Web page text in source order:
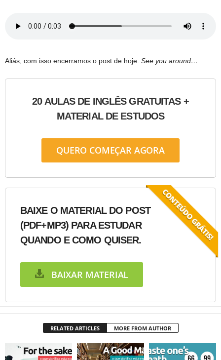
Aliás, com isso encerramos o post de hoje. See you around…
20 AULAS DE INGLÊS GRATUITAS +
MATERIAL DE ESTUDOS
QUERO COMEÇAR AGORA
BAIXE O MATERIAL DO POST
(PDF+MP3) PARA ESTUDAR
QUANDO E COMO QUISER.
BAIXAR MATERIAL
RELATED ARTICLES MORE FROM AUTHOR